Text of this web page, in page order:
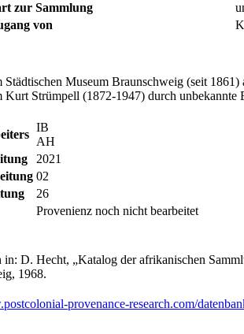
zur Sammlung
von
Museum Braunschweig (seit
Strümpell (1872-1947) durch unbekannte
IB
AH
2021
02
26
Provenienz noch nicht bearbeitet
in: D. Hecht, „Katalog der afrikanischen
1968.
provenance-research.com/